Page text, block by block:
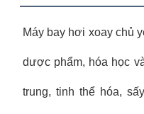
Máy bay hơi xoay chủ
dược phẩm, hóa học
trung, tinh thể hóa,